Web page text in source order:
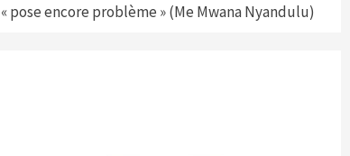
« pose encore problème » (Me Mwana Nyandulu)